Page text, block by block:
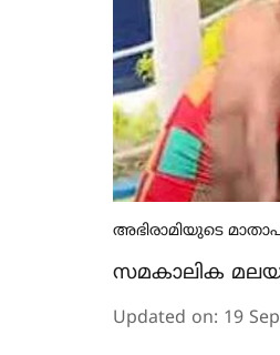
അഭിരാമിയുടെ
സമകാലിക
Updated on: 19